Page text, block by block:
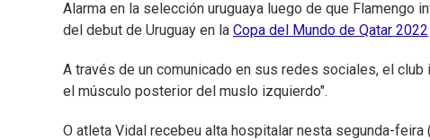
Alarma en la selección uruguaya luego de que Flamengo
del debut de Uruguay en la Copa del Mundo de Qatar 2022
A través de un comunicado en sus redes sociales, el
el músculo posterior del muslo izquierdo".
O atleta Vidal recebeu alta hospitalar nesta segunda-